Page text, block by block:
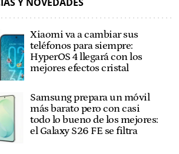
Xiaomi va a cambiar sus
teléfonos para siempre:
HyperOS 4 llegará con los
mejores efectos cristal
Samsung prepara un móvil
más barato pero con casi
todo lo bueno de los mejores:
el Galaxy S26 FE se filtra